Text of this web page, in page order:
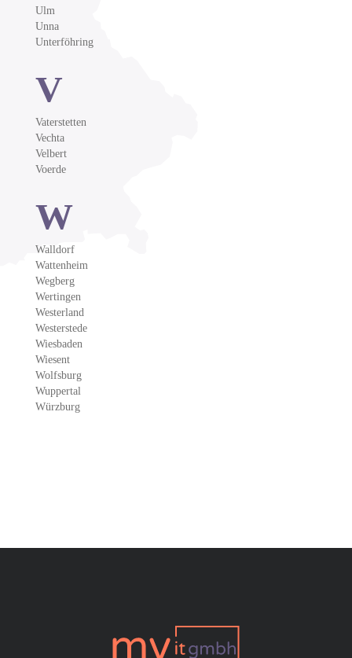
Ulm
Unna
Unterföhring
V
Vaterstetten
Vechta
Velbert
Voerde
W
Walldorf
Wattenheim
Wegberg
Wertingen
Westerland
Westerstede
Wiesbaden
Wiesent
Wolfsburg
Wuppertal
Würzburg